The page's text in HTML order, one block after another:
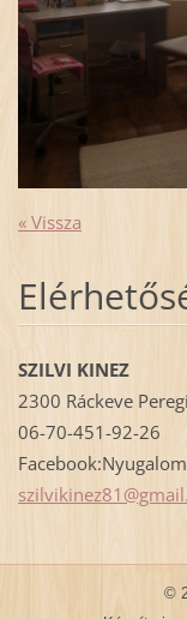
« Vissza
SZILVI KINEZ
2300 Ráckeve
06-70-451-92-26
szilvikinez81@gm
©